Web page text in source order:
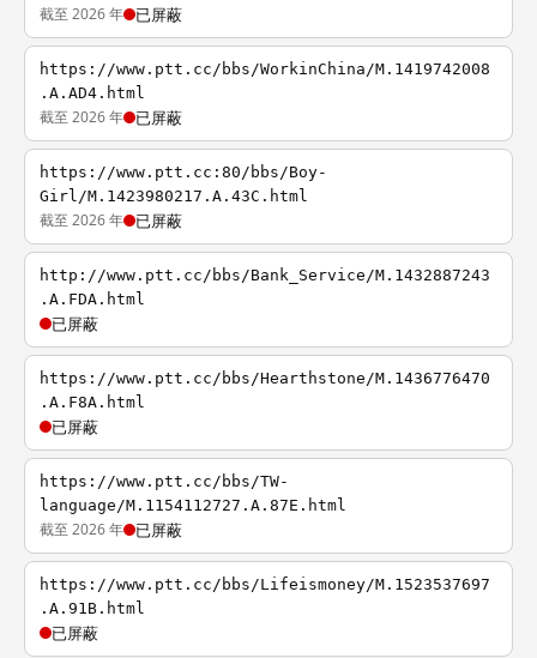
截至 2026 年 已屏蔽
https://www.ptt.cc/bbs/WorkinChina/M.1419742008
.A.AD4.html
截至 2026 年 已屏蔽
https://www.ptt.cc:80/bbs/Boy-
Girl/M.1423980217.A.43C.html
截至 2026 年 已屏蔽
http://www.ptt.cc/bbs/Bank_Service/M.1432887243
.A.FDA.html
已屏蔽
https://www.ptt.cc/bbs/Hearthstone/M.1436776470
.A.F8A.html
已屏蔽
https://www.ptt.cc/bbs/TW-
language/M.1154112727.A.87E.html
截至 2026 年 已屏蔽
https://www.ptt.cc/bbs/Lifeismoney/M.1523537697
.A.91B.html
已屏蔽